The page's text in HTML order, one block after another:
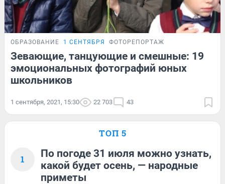
ОБРАЗОВАНИЕ 1 СЕНТЯБРЯ ФОТОРЕПОРТАЖ
Зевающие, танцующие и смешные: 19
эмоциональных фотографий юных
школьников
1 сентября, 2021, 15:30 22 703 43
ТОП 5
1
По погоде 31 июля можно узнать,
какой будет осень, — народные
приметы